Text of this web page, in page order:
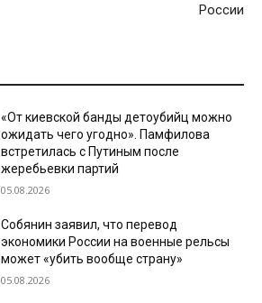
России
«От киевской банды детоубийц можно
ожидать чего угодно». Памфилова
встретилась с Путиным после
жеребьевки партий
05.08.2026
Собянин заявил, что перевод
экономики России на военные рельсы
может «убить вообще страну»
05.08.2026